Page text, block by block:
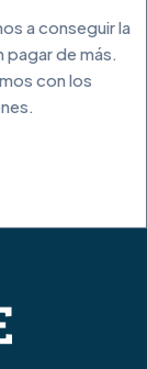
a conseguir la
pagar de más.
con los